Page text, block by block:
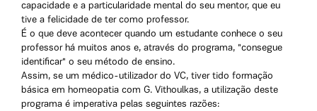
capacidade e a particularidade mental do seu mentor, que eu
tive a felicidade de ter como professor.
É o que deve acontecer quando um estudante conhece o seu
professor há muitos anos e, através do programa, "consegue
identificar" o seu método de ensino.
Assim, se um médico-utilizador do VC, tiver tido formação
básica em homeopatia com G. Vithoulkas, a utilização deste
programa é imperativa pelas seguintes razões: